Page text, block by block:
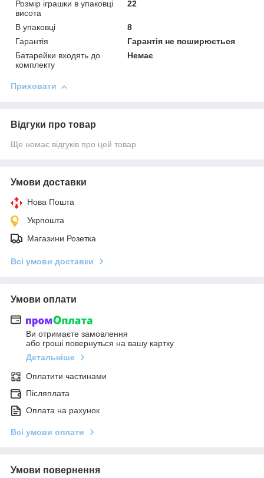
Розмір іграшки в упаковці
висота
22
В упаковці
8
Гарантія
Гарантія не поширюється
Батарейки входять до
комплекту
Немає
Приховати
Відгуки про товар
Ще немає відгуків про цей товар
Умови доставки
Нова Пошта
Укрпошта
Магазини Розетка
Всі умови доставки
Умови оплати
Ви отримаєте замовлення
або гроші повернуться на вашу картку
Детальніше
Оплатити частинами
Післяплата
Оплата на рахунок
Всі умови оплати
Умови повернення